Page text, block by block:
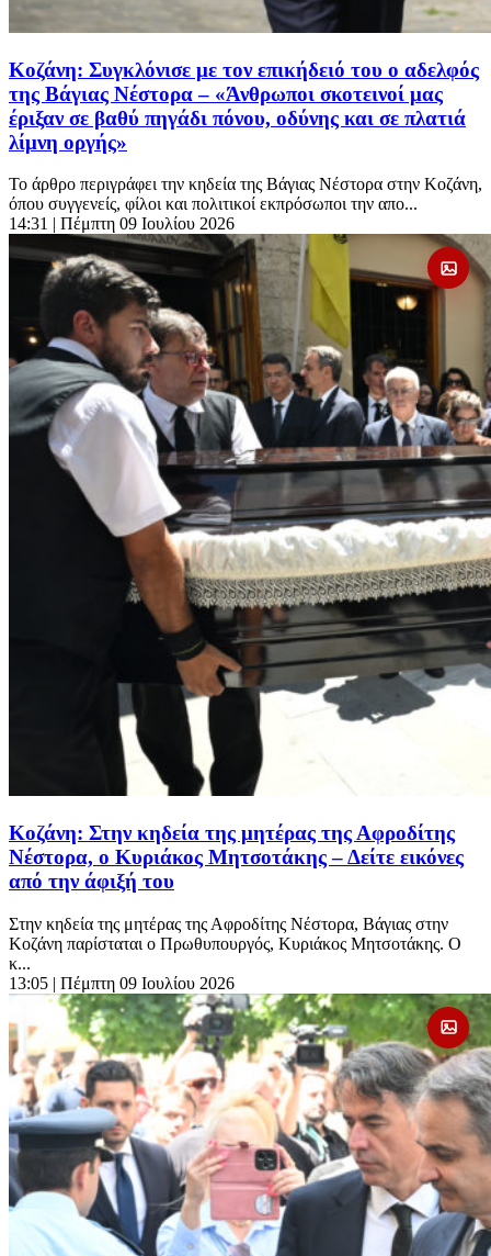
Κοζάνη: Συγκλόνισε με τον επικήδειό του ο αδελφός
της Βάγιας Νέστορα – «Άνθρωποι σκοτεινοί μας
έριξαν σε βαθύ πηγάδι πόνου, οδύνης και σε πλατιά
λίμνη οργής»
Το άρθρο περιγράφει την κηδεία της Βάγιας Νέστορα στην Κοζάνη,
όπου συγγενείς, φίλοι και πολιτικοί εκπρόσωποι την απο...
14:31 | Πέμπτη 09 Ιουλίου 2026
Κοζάνη: Στην κηδεία της μητέρας της Αφροδίτης
Νέστορα, ο Κυριάκος Μητσοτάκης – Δείτε εικόνες
από την άφιξή του
Στην κηδεία της μητέρας της Αφροδίτης Νέστορα, Βάγιας στην
Κοζάνη παρίσταται ο Πρωθυπουργός, Κυριάκος Μητσοτάκης. Ο
κ...
13:05 | Πέμπτη 09 Ιουλίου 2026